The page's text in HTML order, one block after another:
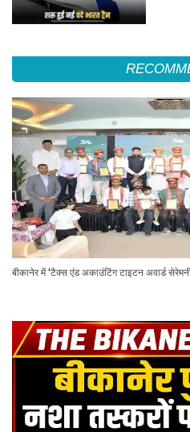
बीकानेर में ‘टैक्स एंड अकाउंटिंग टाइटन अवार्ड